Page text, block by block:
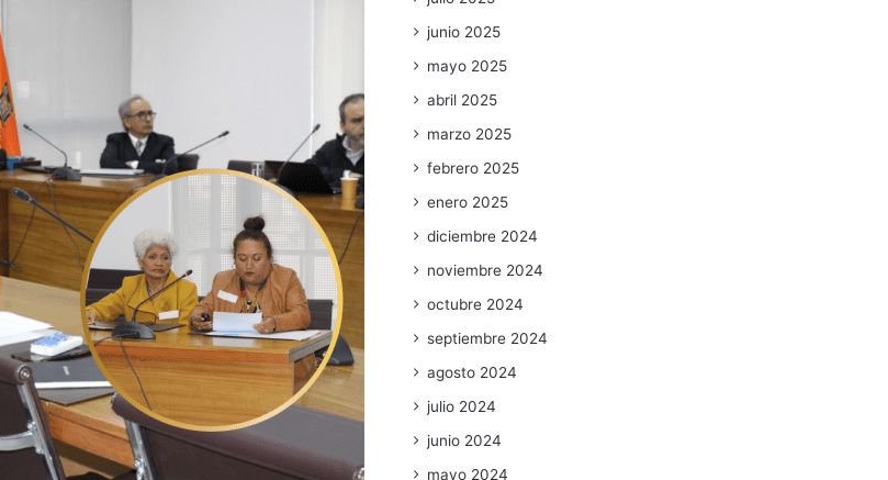
junio 2025
mayo 2025
abril 2025
marzo 2025
febrero 2025
enero 2025
diciembre 2024
noviembre 2024
octubre 2024
septiembre 2024
agosto 2024
julio 2024
junio 2024
mayo 2024